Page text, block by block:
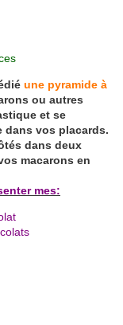
une pyramide à
ou autres
et se
dans vos placards.
dans deux
macarons en
mes: